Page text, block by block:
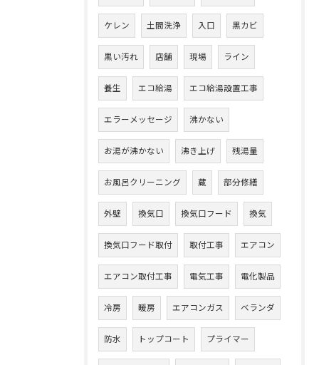
ケレン 土間洗浄 入口 黒カビ
黒い汚れ 店舗 現場 ライン
養生 エコ給湯 エコ給湯設置工事
エラーメッセージ 沸かない
お湯が沸かない 沸き上げ 残湯量
お風呂クリーニング 蔵 部分修繕
外壁 換気口 換気口フード 換気
換気口フード取付 取付工事 エアコン
エアコン取付工事 電気工事 電化製品
冷房 暖房 エアコンガス ベランダ
防水 トップコート プライマー